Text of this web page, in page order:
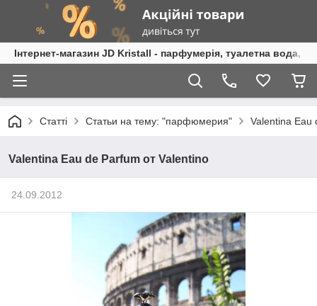
Інтернет-магазин JD Kristall - парфумерія, туалетна вода,
Статті Статьи на тему: "парфюмерия" Valentina Eau
Valentina Eau de Parfum от Valentino
24.09.2012